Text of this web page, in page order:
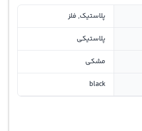
پلاستیک, فلز
پلاستیکی
مشکی
black